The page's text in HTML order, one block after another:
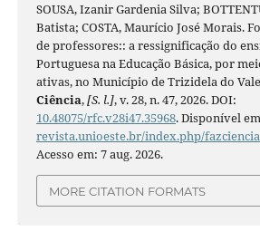
SOUSA, Izanir Gardenia Silva;
Batista; COSTA, Maurício José Morais.
de professores:: a ressignificação do
Portuguesa na Educação Básica, por
ativas, no Município de Trizidela do
Ciência,[S. l.], v. 28, n. 47, 2026. DOI:
10.48075/rfc.v28i47.35968. Disponível
revista.unioeste.br/index.php/
Acesso em: 7 aug. 2026.
MORE CITATION FORMATS